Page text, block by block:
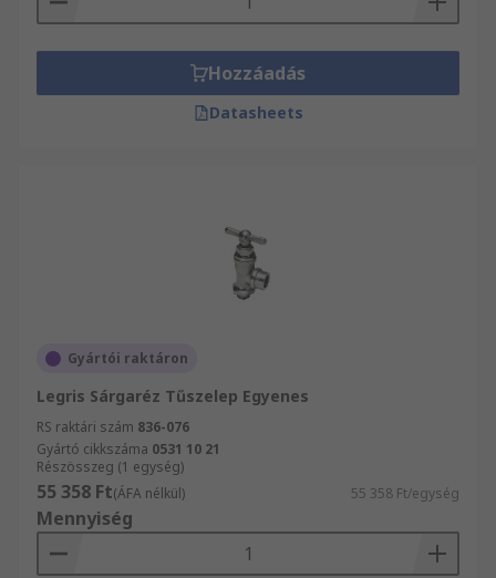
Hozzáadás
Datasheets
Gyártói raktáron
Legris Sárgaréz Tűszelep Egyenes
RS raktári szám 836-076
Gyártó cikkszáma 0531 10 21
Részösszeg (1 egység)
55 358 Ft(ÁFA nélkül) 55 358 Ft/egység
Mennyiség